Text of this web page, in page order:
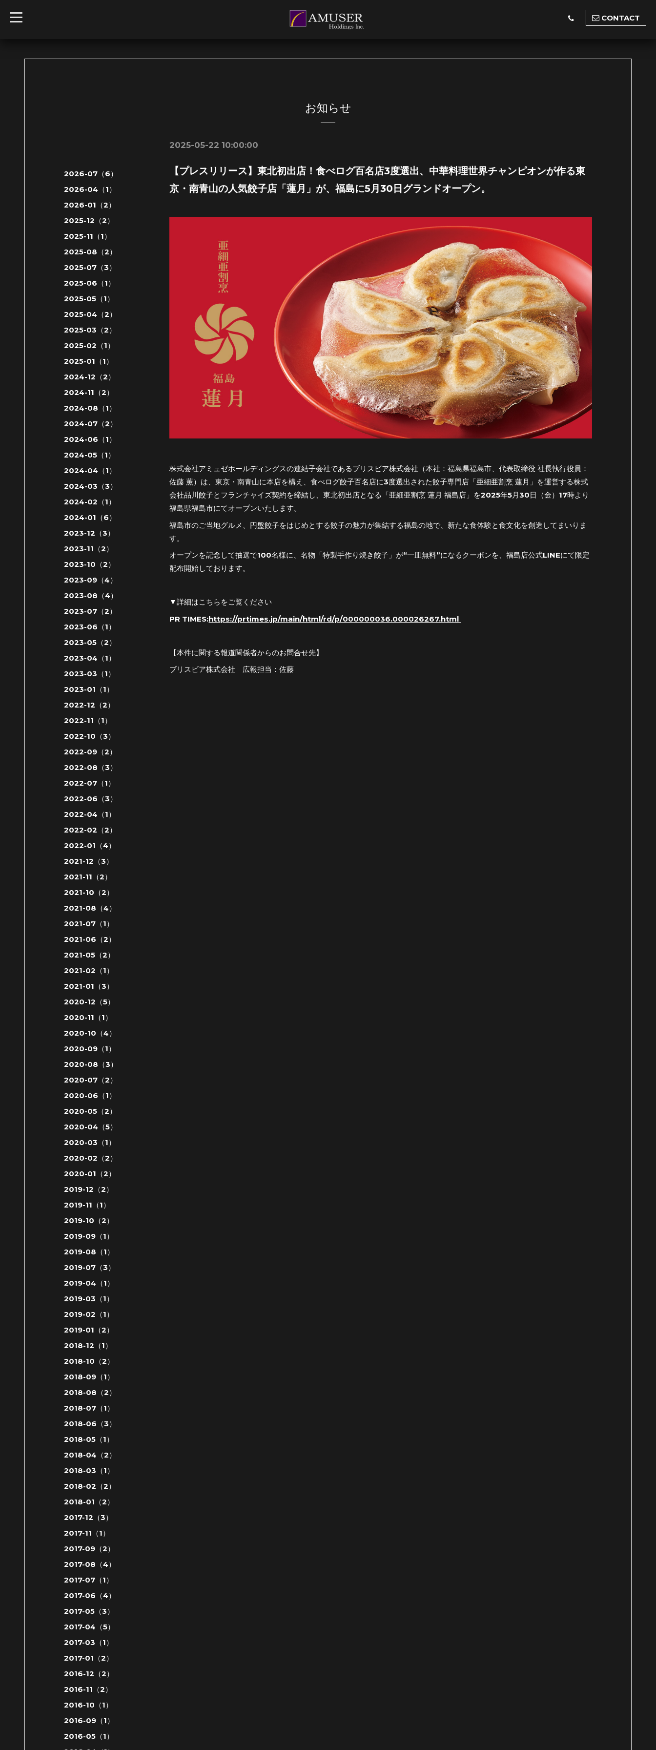
t
o
CONTACT
お知らせ
2025-05-22 10:00:00
【プレスリリース】東北初出店！食べログ百名店3度選出、中華料理世界チャンピオンが作る東
京・南青山の人気餃子店「蓮月」が、福島に5月30日グランドオープン。
株式会社アミュゼホールディングスの連結子会社であるブリスビア株式会社（本社：福島県福島市、代表取締役 社長執行役員：
佐藤 薫）は、東京・南青山に本店を構え、食べログ餃子百名店に3度選出された餃子専門店「亜細亜割烹 蓮月」を運営する株式
会社品川餃子とフランチャイズ契約を締結し、東北初出店となる「亜細亜割烹 蓮月 福島店」を2025年5月30日（金）17時より
福島県福島市にてオープンいたします。
福島市のご当地グルメ、円盤餃子をはじめとする餃子の魅力が集結する福島の地で、新たな食体験と食文化を創造してまいりま
す。
オープンを記念して抽選で100名様に、名物「特製手作り焼き餃子」が“一皿無料”になるクーポンを、福島店公式LINEにて限定
配布開始しております。
▼詳細はこちらをご覧ください
PR TIMES:https://prtimes.jp/main/html/rd/p/000000036.000026267.html
【本件に関する報道関係者からのお問合せ先】
ブリスビア株式会社 広報担当：佐藤
2026-07（6）
2026-04（1）
2026-01（2）
2025-12（2）
2025-11（1）
2025-08（2）
2025-07（3）
2025-06（1）
2025-05（1）
2025-04（2）
2025-03（2）
2025-02（1）
2025-01（1）
2024-12（2）
2024-11（2）
2024-08（1）
2024-07（2）
2024-06（1）
2024-05（1）
2024-04（1）
2024-03（3）
2024-02（1）
2024-01（6）
2023-12（3）
2023-11（2）
2023-10（2）
2023-09（4）
2023-08（4）
2023-07（2）
2023-06（1）
2023-05（2）
2023-04（1）
2023-03（1）
2023-01（1）
2022-12（2）
2022-11（1）
2022-10（3）
2022-09（2）
2022-08（3）
2022-07（1）
2022-06（3）
2022-04（1）
2022-02（2）
2022-01（4）
2021-12（3）
2021-11（2）
2021-10（2）
2021-08（4）
2021-07（1）
2021-06（2）
2021-05（2）
2021-02（1）
2021-01（3）
2020-12（5）
2020-11（1）
2020-10（4）
2020-09（1）
2020-08（3）
2020-07（2）
2020-06（1）
2020-05（2）
2020-04（5）
2020-03（1）
2020-02（2）
2020-01（2）
2019-12（2）
2019-11（1）
2019-10（2）
2019-09（1）
2019-08（1）
2019-07（3）
2019-04（1）
2019-03（1）
2019-02（1）
2019-01（2）
2018-12（1）
2018-10（2）
2018-09（1）
2018-08（2）
2018-07（1）
2018-06（3）
2018-05（1）
2018-04（2）
2018-03（1）
2018-02（2）
2018-01（2）
2017-12（3）
2017-11（1）
2017-09（2）
2017-08（4）
2017-07（1）
2017-06（4）
2017-05（3）
2017-04（5）
2017-03（1）
2017-01（2）
2016-12（2）
2016-11（2）
2016-10（1）
2016-09（1）
2016-05（1）